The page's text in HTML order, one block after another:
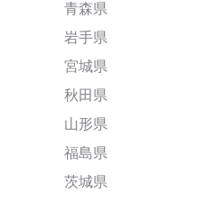
青森県
岩手県
宮城県
秋田県
山形県
福島県
茨城県